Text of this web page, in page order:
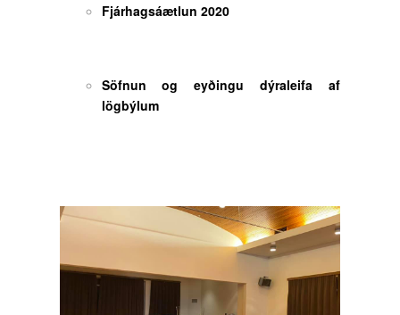
Fjárhagsáætlun 2020
Söfnun og eyðingu dýraleifa af
lögbýlum